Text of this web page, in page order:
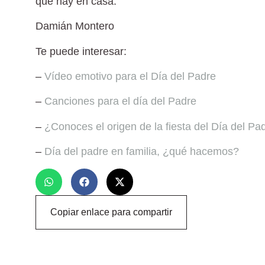
Damián Montero
Te puede interesar:
– Vídeo emotivo para el Día del Padre
– Canciones para el día del Padre
– ¿Conoces el origen de la fiesta del Día del
– Día del padre en familia, ¿qué hacemos?
Copiar enlace para compartir